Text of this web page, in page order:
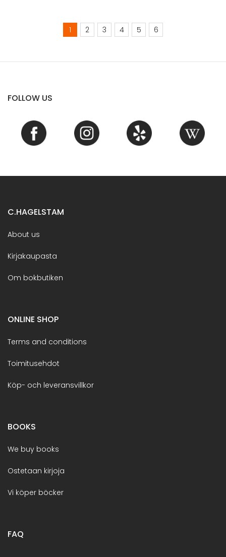
1 2 3 4 5 6
FOLLOW US
C.HAGELSTAM
About us
Kirjakaupasta
Om bokbutiken
ONLINE SHOP
Terms and conditions
Toimitusehdot
Köp- och leveransvillkor
BOOKS
We buy books
Ostetaan kirjoja
Vi köper böcker
FAQ